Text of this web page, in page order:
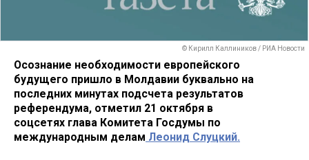
© Кирилл Каллиников / РИА Новости
Осознание необходимости европейского
будущего пришло в Молдавии буквально на
последних минутах подсчета результатов
референдума, отметил 21 октября в
соцсетях глава Комитета Госдумы по
международным делам Леонид Слуцкий.